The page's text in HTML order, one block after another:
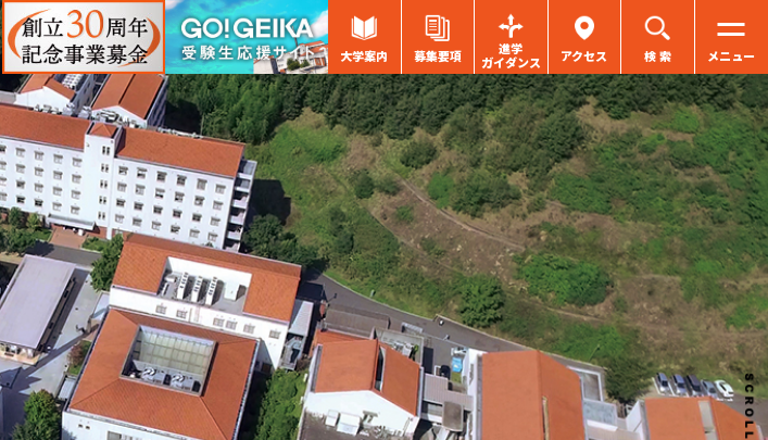
大学案内 募集要項
進学
ガイダンス
アクセス 検 索 メニュー